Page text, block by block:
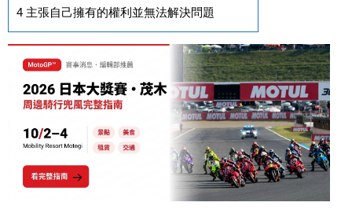
4 主張自己擁有的權利並無法解決問題